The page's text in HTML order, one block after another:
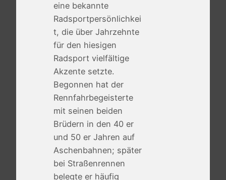
eine bekannte
Radsportpersönlichkei
t, die über Jahrzehnte
für den hiesigen
Radsport vielfältige
Akzente setzte.
Begonnen hat der
Rennfahrbegeisterte
mit seinen beiden
Brüdern in den 40 er
und 50 er Jahren auf
Aschenbahnen; später
bei Straßenrennen
belegte er häufig